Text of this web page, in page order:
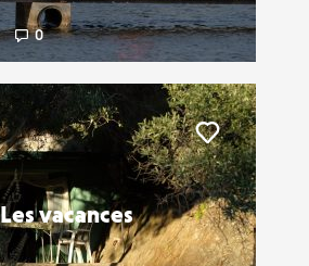
0
Les vacances
Liker